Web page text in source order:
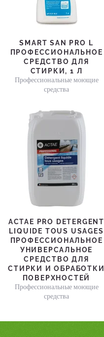
SMART SAN PRO L
ПРОФЕССИОНАЛЬНОЕ
СРЕДСТВО ДЛЯ
СТИРКИ, 1 Л
Профессиональные моющие
средства
ACTAE PRO DETERGENT
LIQUIDE TOUS USAGES
ПРОФЕССИОНАЛЬНОЕ
УНИВЕРСАЛЬНОЕ
СРЕДСТВО ДЛЯ
СТИРКИ И ОБРАБОТКИ
ПОВЕРХНОСТЕЙ
Профессиональные моющие
средства